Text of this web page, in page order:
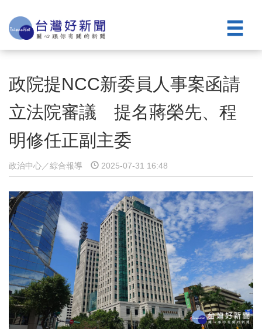
政院提NCC新委員人事案函請
立法院審議 提名蔣榮先、程
明修任正副主委
政治中心／綜合報導 2025-07-31 16:48